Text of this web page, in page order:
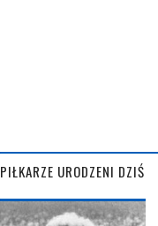
PIŁKARZE URODZENI DZIŚ